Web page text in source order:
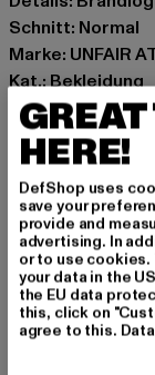
Schnitt: Normal
Marke: UNFAIR
Kat.: Bekleidung
Farbe: schwarz
Hersteller
Art.Nr:
Hersteller:
Tulbeckstraße
GREAT
HERE!
DefShop uses
save your
provide and
advertising. In
or to use
your data in the
the EU data
this, click on
agree to this.